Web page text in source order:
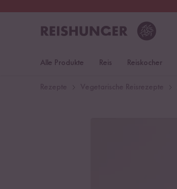
Alle Produkte Reis Reiskocher